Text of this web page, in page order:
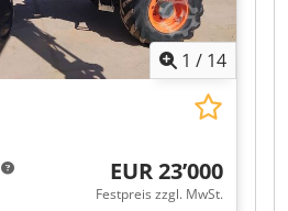
1 / 14
EUR 23’000
Festpreis zzgl. MwSt.